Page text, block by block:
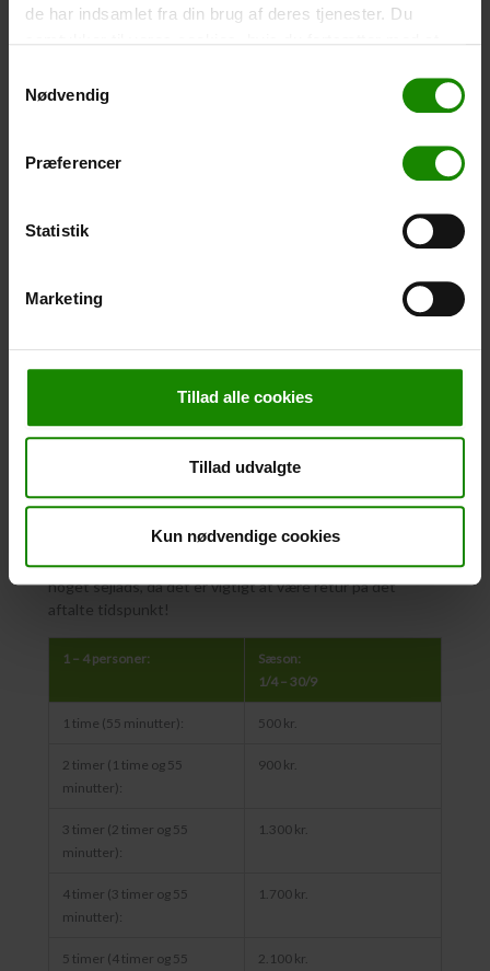
de har indsamlet fra din brug af deres tjenester. Du
Nødvendig
Præferencer
Statistik
Marketing
Tillad alle cookies
Tillad udvalgte
Kun nødvendige cookies
De Små Fisk Teltplads: 1 time
Himmelbjerget: 3 timer
Når I tager afsted, får I det nødvendige udstyr med, og vi
trygge ved at sejle ud og nyde den storslåede natur.
motorproblem, som skal løses pludseligt…).
samt heldagssejlads – *1 time svarer til 55 minutter og 2
timer svarer til 1 time og 55 minutter osv. Der er plads op
Det er meget vigtigt at start tidspunktet overholdes
(mød gerne op 10 min. før afgang) for ellers misser I
noget sejlads, da det er vigtigt at være retur på det
aftalte tidspunkt!
1 – 4 personer:
Sæson:
1/4 – 30/9
1 time (55 minutter): 500 kr.
2 timer (1 time og 55
minutter):
900 kr.
3 timer (2 timer og 55
minutter):
1.300 kr.
4 timer (3 timer og 55
minutter):
1.700 kr.
5 timer (4 timer og 55
2.100 kr.